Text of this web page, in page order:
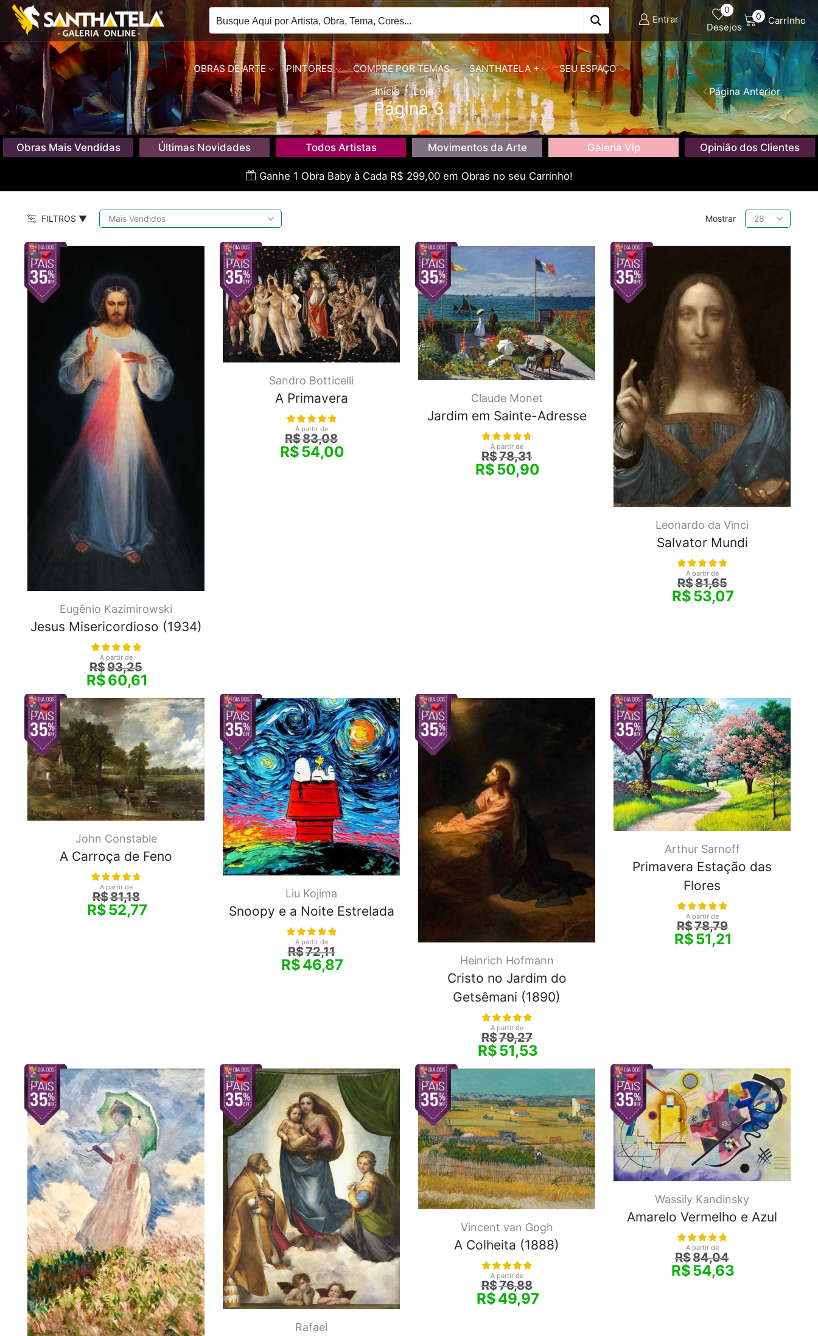
Entrar
0
Desejos
0 Carrinho
OBRAS DE ARTE PINTORES COMPRE POR TEMAS SANTHATELA + SEU ESPAÇO
Início Loja
Página 3
Página Anterior
Obras Mais Vendidas Últimas Novidades Todos Artistas Movimentos da Arte Galeria Vip Opinião dos Clientes
Ganhe 1 Obra Baby à Cada R$ 299,00 em Obras no seu Carrinho!
FILTROS ▼ Mostrar
Produtos
por
Eugênio Kazimirowski
Jesus Misericordioso (1934)
A partir de
R$93,25
R$60,61
Sandro Botticelli
A Primavera
A partir de
R$83,08
R$54,00
Claude Monet
Jardim em Sainte-Adresse
A partir de
R$78,31
R$50,90
Leonardo da Vinci
Salvator Mundi
A partir de
R$81,65
R$53,07
John Constable
A Carroça de Feno
A partir de
R$81,18
R$52,77
Liu Kojima
Snoopy e a Noite Estrelada
A partir de
R$72,11
R$46,87 Heinrich Hofmann
Cristo no Jardim do
Getsêmani (1890)
A partir de
R$79,27
R$51,53
Arthur Sarnoff
Primavera Estação das
Flores
A partir de
R$78,79
R$51,21
Rafael
Vincent van Gogh
A Colheita (1888)
A partir de
R$76,88
R$49,97
Wassily Kandinsky
Amarelo Vermelho e Azul
A partir de
R$84,04
R$54,63